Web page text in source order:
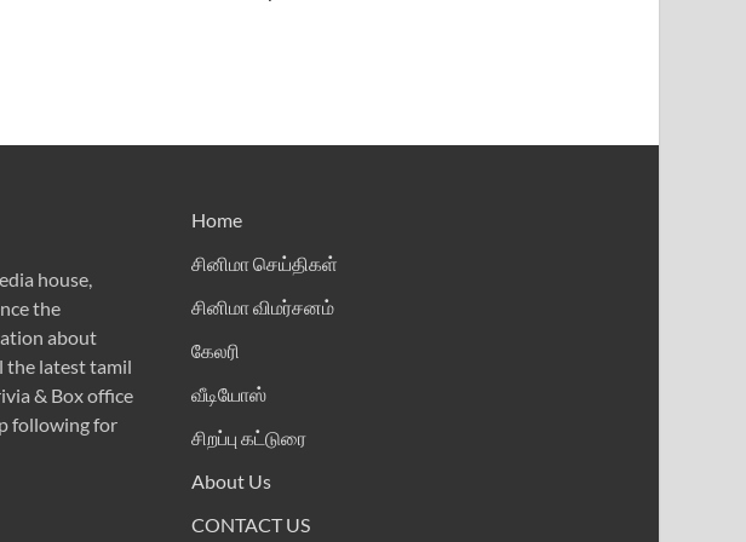
house,
the
about
the latest tamil
& Box office
following for
Home
சினிமா செய்திகள்
சினிமா விமர்சனம்
கேலரி
வீடியோஸ்
சிறப்பு கட்டுரை
About Us
CONTACT US